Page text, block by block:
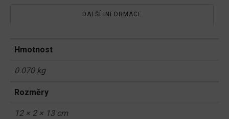
DALŠÍ INFORMACE
Hmotnost
0.070 kg
Rozměry
12 × 2 × 13 cm